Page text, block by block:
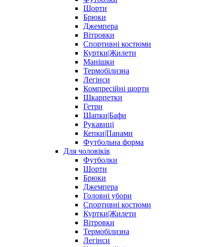
Шорти
Брюки
Джемпера
Вітровки
Спортивні костюми
Куртки|Жилети
Манішки
Термобілизна
Легінси
Компресійні шорти
Шкарпетки
Гетри
Шапки|Бафи
Рукавиці
Кепки|Панами
Футбольна форма
Для чоловіків
Футболки
Шорти
Брюки
Джемпера
Головні убори
Спортивні костюми
Куртки|Жилети
Вітровки
Термобілизна
Легінси